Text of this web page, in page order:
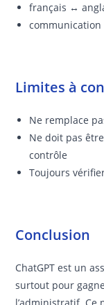
français ↔
Limites à
Ne remplace
Ne doit pas
contrôle
Toujours
Conclusion
ChatGPT est un
surtout pour